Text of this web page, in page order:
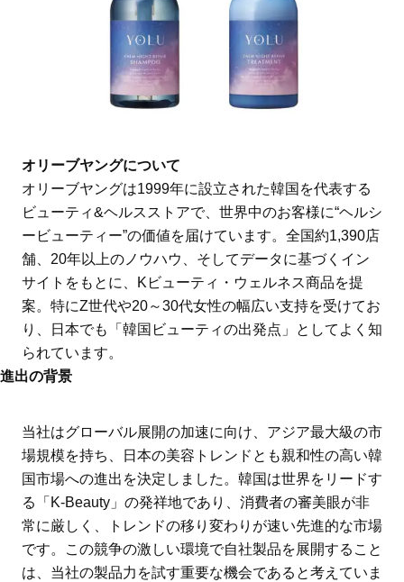
オリーブヤングについて
オリーブヤングは1999年に設立された韓国を代表する
ビューティ&ヘルスストアで、世界中のお客様に“ヘルシ
ービューティー”の価値を届けています。全国約1,390店
舗、20年以上のノウハウ、そしてデータに基づくイン
サイトをもとに、Kビューティ・ウェルネス商品を提
案。特にZ世代や20～30代女性の幅広い支持を受けてお
り、日本でも「韓国ビューティの出発点」としてよく知
られています。
進出の背景
当社はグローバル展開の加速に向け、アジア最大級の市
場規模を持ち、日本の美容トレンドとも親和性の高い韓
国市場への進出を決定しました。韓国は世界をリードす
る「K-Beauty」の発祥地であり、消費者の審美眼が非
常に厳しく、トレンドの移り変わりが速い先進的な市場
です。この競争の激しい環境で自社製品を展開すること
は、当社の製品力を試す重要な機会であると考えていま